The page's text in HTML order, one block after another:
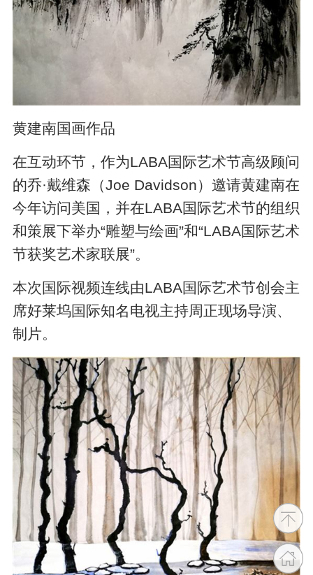
黄建南国画作品
在互动环节，作为LABA国际艺术节高级顾问
的乔·戴维森（Joe Davidson）邀请黄建南在
今年访问美国，并在LABA国际艺术节的组织
和策展下举办“雕塑与绘画”和“LABA国际艺术
节获奖艺术家联展”。
本次国际视频连线由LABA国际艺术节创会主
席好莱坞国际知名电视主持周正现场导演、
制片。